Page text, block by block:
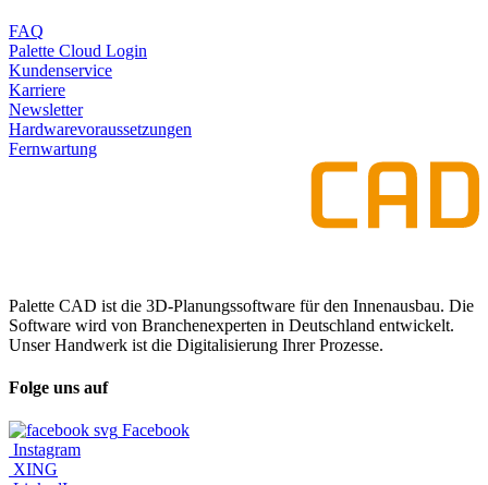
FAQ
Palette Cloud Login
Kundenservice
Karriere
Newsletter
Hardwarevoraussetzungen
Fernwartung
Palette CAD ist die 3D-Planungssoftware für den Innenausbau. Die
Software wird von Branchenexperten in Deutschland entwickelt.
Unser Handwerk ist die Digitalisierung Ihrer Prozesse.
Folge uns auf
Facebook
Instagram
XING